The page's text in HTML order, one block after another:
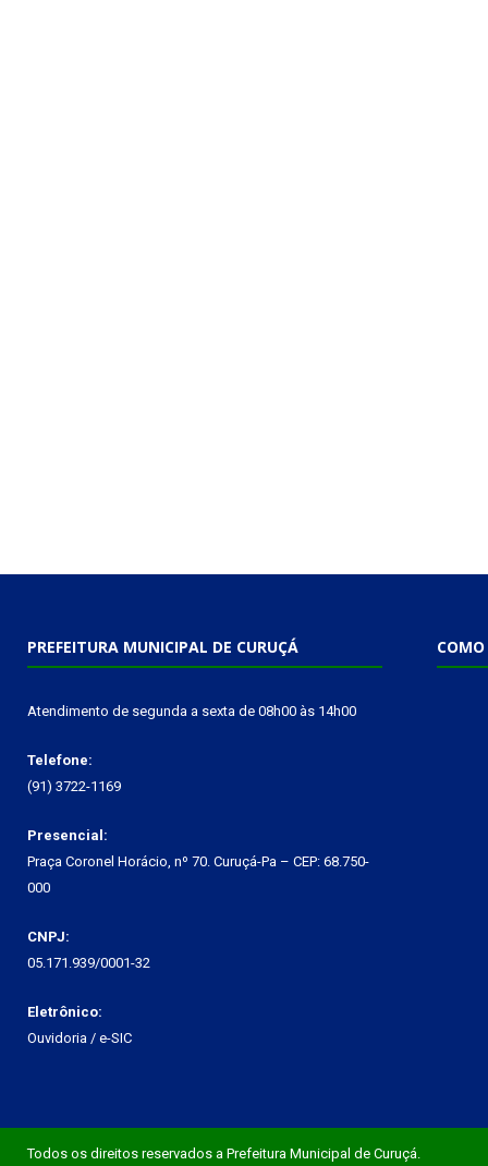
PREFEITURA MUNICIPAL DE CURUÇÁ
Atendimento de segunda a sexta de 08h00 às 14h00
Telefone:
(91) 3722-1169
Presencial:
Praça Coronel Horácio, nº 70. Curuçá-Pa – CEP: 68.750-
000
CNPJ:
05.171.939/0001-32
Eletrônico:
Ouvidoria / e-SIC
COMO
Todos os direitos reservados a Prefeitura Municipal de Curuçá.